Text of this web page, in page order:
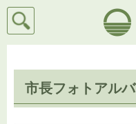
芦屋市
検索
市長フォトアル